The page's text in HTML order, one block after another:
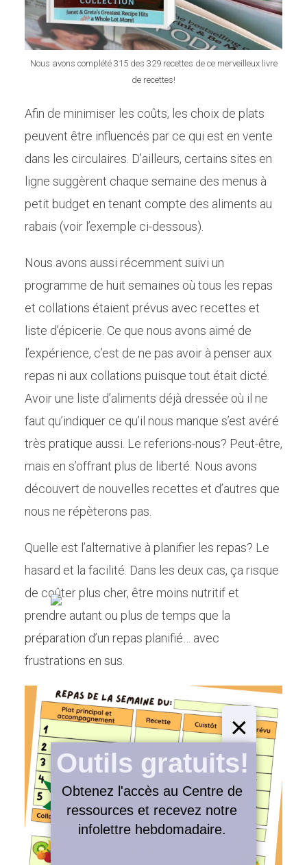
Planifier les repas de la semaine:
économie et santé
Nous avons complété 315 des 329 recettes de ce merveilleux livre
de recettes!
Afin de minimiser les coûts, les choix de plats
peuvent être influencés par ce qui est en vente
dans les circulaires. D’ailleurs, certains sites en
ligne suggèrent chaque semaine des menus à
petit budget en tenant compte des aliments au
rabais (voir l’exemple ci-dessous).
Nous avons aussi récemment suivi un
programme de huit semaines où tous les repas
et collations étaient prévus avec recettes et
liste d’épicerie. Ce que nous avons aimé de
l’expérience, c’est de ne pas avoir à penser aux
repas ni aux collations puisque tout était dicté.
Avoir une liste d’aliments déjà dressée où il ne
faut qu’indiquer ce qu’il nous manque s’est avéré
très pratique aussi. Le referions-nous? Peut-être,
mais en s’offrant plus de liberté. Nous avons
découvert de nouvelles recettes et d’autres que
nous ne répèterons pas.
Quelle est l’alternative à planifier les repas? Le
hasard et la facilité. Dans les deux cas, ça risque
de coûter plus cher, être moins nutritif et
prendre autant ou plus de temps que la
préparation d’un repas planifié… avec
frustrations en sus.
×
Obtenez l'accès au Centre de
ressources et recevez notre
infolettre hebdomadaire.
Outils gratuits!